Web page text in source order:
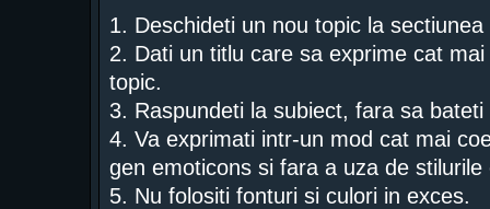
1. Deschideti un nou topic la
2. Dati un titlu care sa exprime cat
topic.
3. Raspundeti la subiect, fara sa bateti
4. Va exprimati intr-un mod cat mai
gen emoticons si fara a uza de
5. Nu folositi fonturi si culori in exces.